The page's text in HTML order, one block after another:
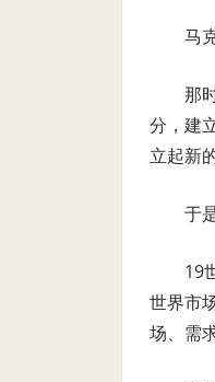
马
那
分，建
立起新
于
19
世界市
场、需